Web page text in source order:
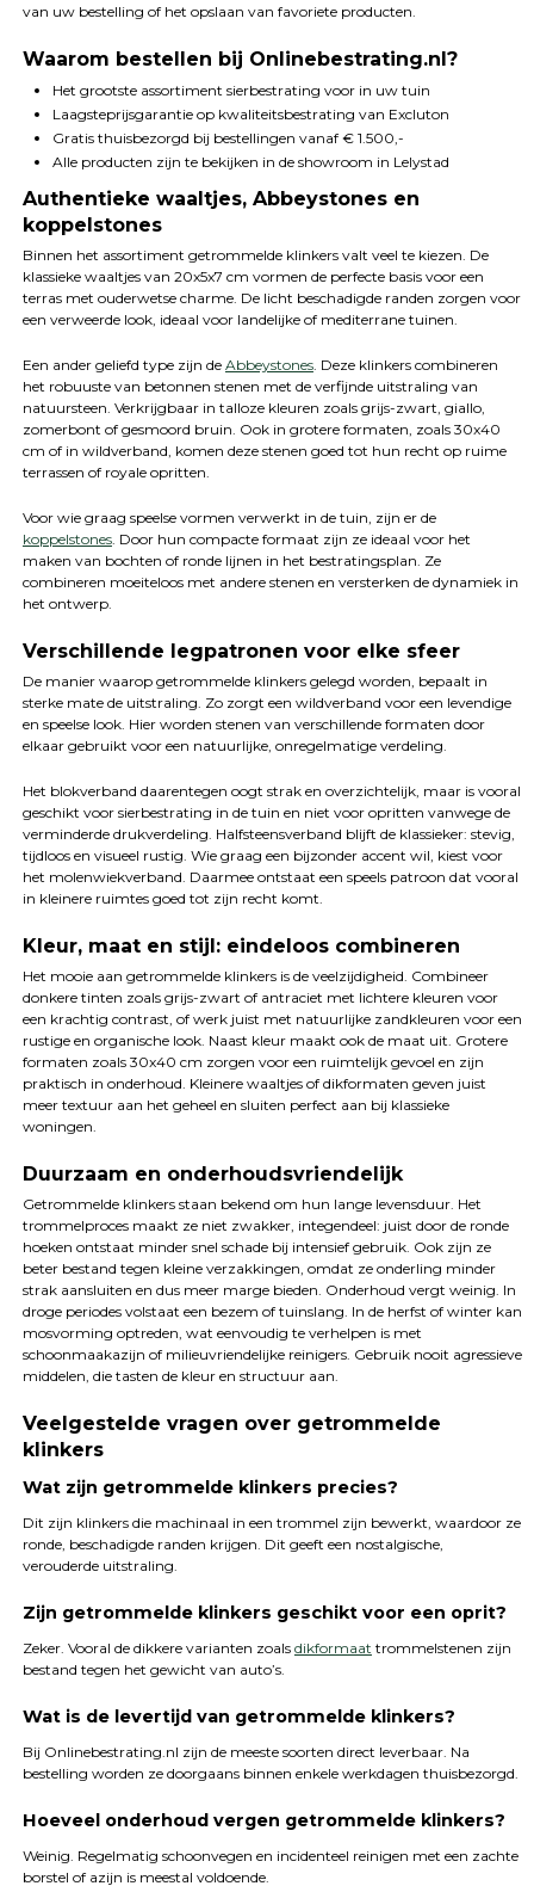
van uw bestelling of het opslaan van favoriete producten.
Waarom bestellen bij Onlinebestrating.nl?
Het grootste assortiment sierbestrating voor in uw tuin
Laagsteprijsgarantie op kwaliteitsbestrating van Excluton
Gratis thuisbezorgd bij bestellingen vanaf € 1.500,-
Alle producten zijn te bekijken in de showroom in Lelystad
Authentieke waaltjes, Abbeystones en
koppelstones
Binnen het assortiment getrommelde klinkers valt veel te kiezen. De
klassieke waaltjes van 20x5x7 cm vormen de perfecte basis voor een
terras met ouderwetse charme. De licht beschadigde randen zorgen voor
een verweerde look, ideaal voor landelijke of mediterrane tuinen.
Een ander geliefd type zijn de Abbeystones. Deze klinkers combineren
het robuuste van betonnen stenen met de verfijnde uitstraling van
natuursteen. Verkrijgbaar in talloze kleuren zoals grijs-zwart, giallo,
zomerbont of gesmoord bruin. Ook in grotere formaten, zoals 30x40
cm of in wildverband, komen deze stenen goed tot hun recht op ruime
terrassen of royale opritten.
Voor wie graag speelse vormen verwerkt in de tuin, zijn er de
koppelstones. Door hun compacte formaat zijn ze ideaal voor het
maken van bochten of ronde lijnen in het bestratingsplan. Ze
combineren moeiteloos met andere stenen en versterken de dynamiek in
het ontwerp.
Verschillende legpatronen voor elke sfeer
De manier waarop getrommelde klinkers gelegd worden, bepaalt in
sterke mate de uitstraling. Zo zorgt een wildverband voor een levendige
en speelse look. Hier worden stenen van verschillende formaten door
elkaar gebruikt voor een natuurlijke, onregelmatige verdeling.
Het blokverband daarentegen oogt strak en overzichtelijk, maar is vooral
geschikt voor sierbestrating in de tuin en niet voor opritten vanwege de
verminderde drukverdeling. Halfsteensverband blijft de klassieker: stevig,
tijdloos en visueel rustig. Wie graag een bijzonder accent wil, kiest voor
het molenwiekverband. Daarmee ontstaat een speels patroon dat vooral
in kleinere ruimtes goed tot zijn recht komt.
Kleur, maat en stijl: eindeloos combineren
Het mooie aan getrommelde klinkers is de veelzijdigheid. Combineer
donkere tinten zoals grijs-zwart of antraciet met lichtere kleuren voor
een krachtig contrast, of werk juist met natuurlijke zandkleuren voor een
rustige en organische look. Naast kleur maakt ook de maat uit. Grotere
formaten zoals 30x40 cm zorgen voor een ruimtelijk gevoel en zijn
praktisch in onderhoud. Kleinere waaltjes of dikformaten geven juist
meer textuur aan het geheel en sluiten perfect aan bij klassieke
woningen.
Duurzaam en onderhoudsvriendelijk
Getrommelde klinkers staan bekend om hun lange levensduur. Het
trommelproces maakt ze niet zwakker, integendeel: juist door de ronde
hoeken ontstaat minder snel schade bij intensief gebruik. Ook zijn ze
beter bestand tegen kleine verzakkingen, omdat ze onderling minder
strak aansluiten en dus meer marge bieden. Onderhoud vergt weinig. In
droge periodes volstaat een bezem of tuinslang. In de herfst of winter kan
mosvorming optreden, wat eenvoudig te verhelpen is met
schoonmaakazijn of milieuvriendelijke reinigers. Gebruik nooit agressieve
middelen, die tasten de kleur en structuur aan.
Veelgestelde vragen over getrommelde
klinkers
Wat zijn getrommelde klinkers precies?
Dit zijn klinkers die machinaal in een trommel zijn bewerkt, waardoor ze
ronde, beschadigde randen krijgen. Dit geeft een nostalgische,
verouderde uitstraling.
Zijn getrommelde klinkers geschikt voor een oprit?
Zeker. Vooral de dikkere varianten zoals dikformaat trommelstenen zijn
bestand tegen het gewicht van auto’s.
Wat is de levertijd van getrommelde klinkers?
Bij Onlinebestrating.nl zijn de meeste soorten direct leverbaar. Na
bestelling worden ze doorgaans binnen enkele werkdagen thuisbezorgd.
Hoeveel onderhoud vergen getrommelde klinkers?
Weinig. Regelmatig schoonvegen en incidenteel reinigen met een zachte
borstel of azijn is meestal voldoende.